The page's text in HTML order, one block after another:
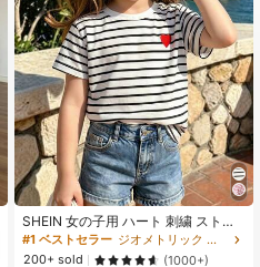
SHEIN 女の子用 ハート 刺繍 ストラ
イプtシャツ
#1 ベストセラー
ジオメトリック 若い女の子のTシャツ
200+ sold
(1000+)